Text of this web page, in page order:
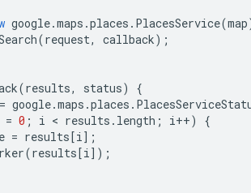
google.maps .places . PlacesService(map
(request, callback);
(results, status)
{
google.maps .places .
= 0 ; i < results . length ; i++)
{
= results [i];
(results [i]);